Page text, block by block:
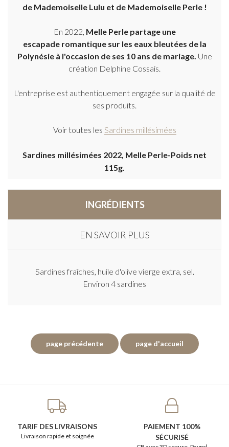
de Mademoiselle Lulu et de Mademoiselle Perle !
En 2022, Melle Perle partage une
escapade romantique sur les eaux bleutées de la
Polynésie à l'occasion de ses 10 ans de mariage. Une
création Delphine Cossais.
L'entreprise est authentiquement engagée sur la qualité de
ses produits.
Voir toutes les Sardines millésimées
Sardines millésimées 2022, Melle Perle-Poids net
115g.
INGRÉDIENTS
EN SAVOIR PLUS
Sardines fraîches, huile d'olive vierge extra, sel.
Environ 4 sardines
TARIF DES LIVRAISONS
Livraison rapide et soignée
PAIEMENT 100%
SÉCURISÉ